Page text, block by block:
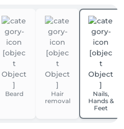
Beard
Hair
removal
Nails,
Hands &
Feet